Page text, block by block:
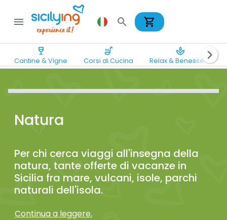
menu search shopping_cart
wine_bar
Cantine & Vigne
soup_kitchen
Corsi di Cucina
spa
Relax & Benesserechevron_right
Natura
Per chi cerca viaggi all'insegna della
natura, tante offerte di vacanze in
Sicilia fra mare, vulcani, isole, parchi
naturali dell'isola.
Continua a leggere.